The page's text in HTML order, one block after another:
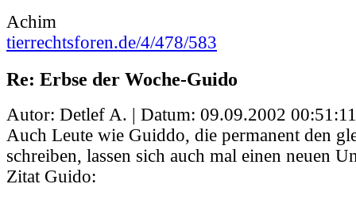
Achim
tierrechtsforen.de/4/478/583
Re: Erbse der Woche-Guido
Autor: Detlef A. | Datum: 09.09.2002 00:51:11
Auch Leute wie Guiddo, die permanent den
schreiben, lassen sich auch mal einen neuen
Zitat Guido: